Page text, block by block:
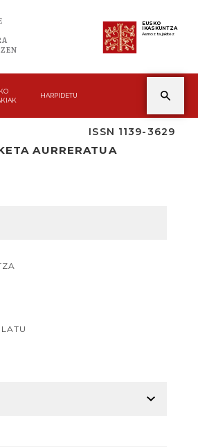
EUSKO
IKASKUNTZA
Asmoz ta jakitez
HARPIDETU
ISSN 1139-3629
AURRERATUA